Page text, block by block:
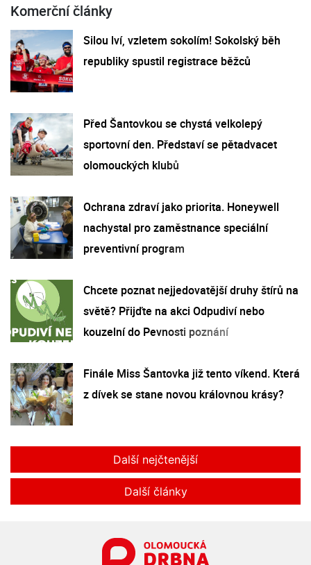
Komerční články
Silou lví, vzletem sokolím! Sokolský běh
republiky spustil registrace běžců
Před Šantovkou se chystá velkolepý
sportovní den. Představí se pětadvacet
olomouckých klubů
Ochrana zdraví jako priorita. Honeywell
nachystal pro zaměstnance speciální
preventivní program
Chcete poznat nejjedovatější druhy štírů na
světě? Přijďte na akci Odpudiví nebo
kouzelní do Pevnosti poznání
Finále Miss Šantovka již tento víkend. Která
z dívek se stane novou královnou krásy?
Další nejčtenější
Další články